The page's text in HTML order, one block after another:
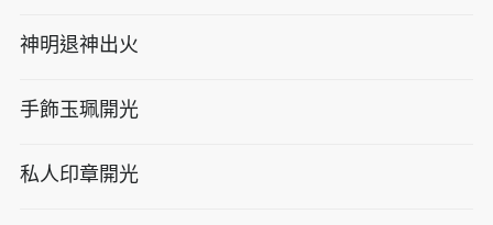
神明退神出火
手飾玉珮開光
私人印章開光